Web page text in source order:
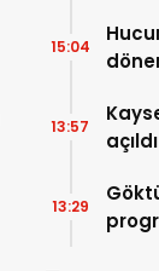
15:04
açıldı
13:57
13:29